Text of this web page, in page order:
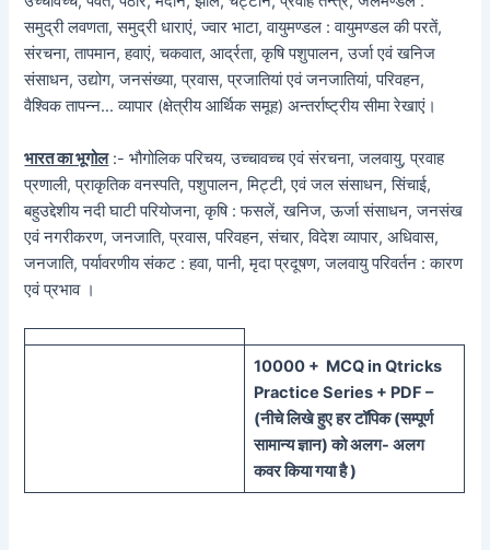
समुद्री लवणता, समुद्री धाराएं, ज्वार भाटा, वायुमण्डल : वायुमण्डल की परतें,
संरचना, तापमान, हवाएं, चकवात, आर्द्रता, कृषि पशुपालन, उर्जा एवं खनिज
संसाधन, उद्योग, जनसंख्या, प्रवास, प्रजातियां एवं जनजातियां, परिवहन,
वैश्विक तापन्न… व्यापार (क्षेत्रीय आर्थिक समूह) अन्तर्राष्ट्रीय सीमा रेखाएं।
भारत का भूगोल:- भौगोलिक परिचय, उच्चावच्च एवं संरचना, जलवायु, प्रवाह
प्रणाली, प्राकृतिक वनस्पति, पशुपालन, मिट्टी, एवं जल संसाधन, सिंचाई,
बहुउद्देशीय नदी घाटी परियोजना, कृषि : फसलें, खनिज, ऊर्जा संसाधन, जनसंख
एवं नगरीकरण, जनजाति, प्रवास, परिवहन, संचार, विदेश व्यापार, अधिवास,
जनजाति, पर्यावरणीय संकट : हवा, पानी, मृदा प्रदूषण, जलवायु परिवर्तन : कारण
एवं प्रभाव ।
10000 + MCQ in Qtricks
Practice Series + PDF –
(नीचेलिखे हुएहर टॉपिक(सम्पूर्ण
सामान्य ज्ञान) कोअलग- अलग
कवर किया गया है )